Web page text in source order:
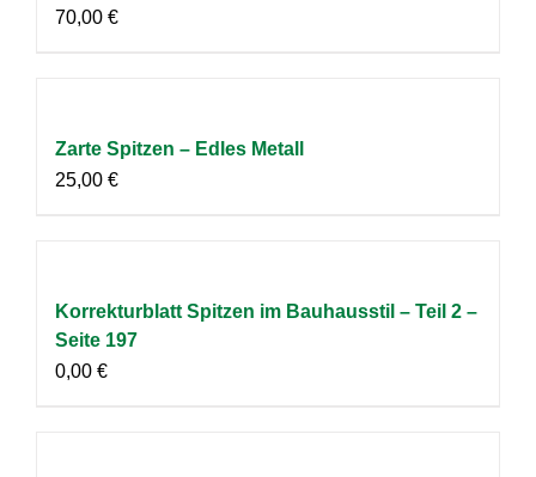
70,00 €
Zarte Spitzen – Edles Metall
25,00 €
Korrekturblatt Spitzen im Bauhausstil – Teil 2 –
Seite 197
0,00 €